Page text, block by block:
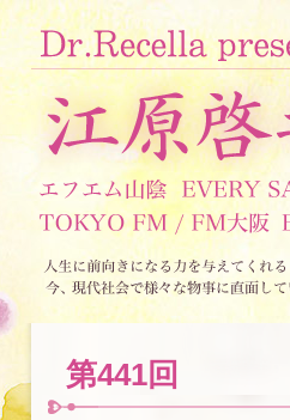
第441回